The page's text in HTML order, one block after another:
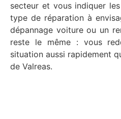
secteur et vous indiquer
type de réparation à
dépannage voiture ou un
reste le même : vous
situation aussi rapidement
de Valreas.